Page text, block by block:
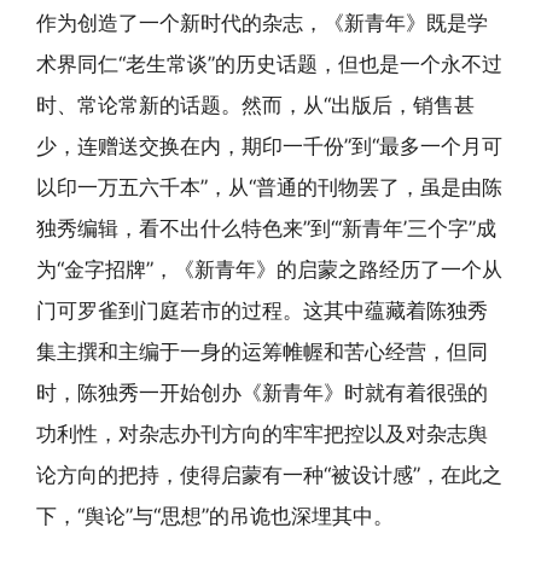
作为创造了一个新时代的杂志，《新青年》既是学
术界同仁“老生常谈”的历史话题，但也是一个永不过
时、常论常新的话题。然而，从“出版后，销售甚
少，连赠送交换在内，期印一千份”到“最多一个月可
以印一万五六千本”，从“普通的刊物罢了，虽是由陈
独秀编辑，看不出什么特色来”到“‘新青年’三个字”成
为“金字招牌”，《新青年》的启蒙之路经历了一个从
门可罗雀到门庭若市的过程。这其中蕴藏着陈独秀
集主撰和主编于一身的运筹帷幄和苦心经营，但同
时，陈独秀一开始创办《新青年》时就有着很强的
功利性，对杂志办刊方向的牢牢把控以及对杂志舆
论方向的把持，使得启蒙有一种“被设计感”，在此之
下，“舆论”与“思想”的吊诡也深埋其中。